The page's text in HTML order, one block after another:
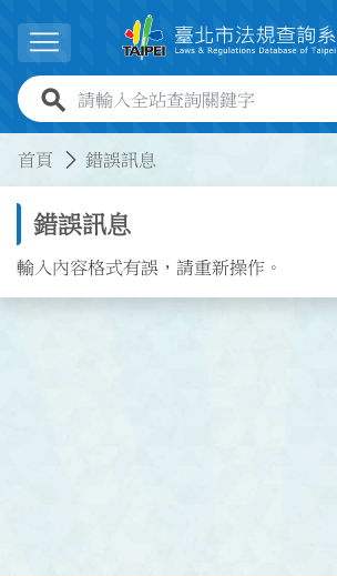
展開選單
全站查詢關鍵字欄位
首頁 錯誤訊息
錯誤訊息
輸入內容格式有誤，請重新操作。